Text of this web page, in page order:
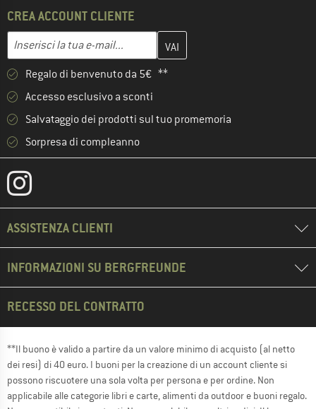
CREA ACCOUNT CLIENTE
Indirizzo e-mail
Inserisci qui il tuo indirizzo e-mail e crea il tuo account cliente
Regalo di benvenuto da 5€ **
Accesso esclusivo a sconti
Salvataggio dei prodotti sul tuo promemoria
Sorpresa di compleanno
ASSISTENZA CLIENTI
INFORMAZIONI SU BERGFREUNDE
RECESSO DEL CONTRATTO
**Il buono è valido a partire da un valore minimo di acquisto (al netto
dei resi) di 40 euro. I buoni per la creazione di un account cliente si
possono riscuotere una sola volta per persona e per ordine. Non
applicabile alle categorie libri e carte, alimenti da outdoor e buoni regalo.